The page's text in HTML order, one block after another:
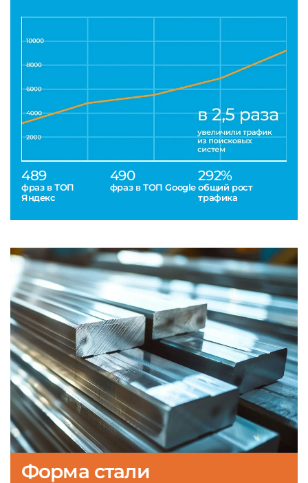
489
фраз в ТОП
Яндекс
490
фраз в ТОП Google
292%
общий рост
трафика
Форма стали